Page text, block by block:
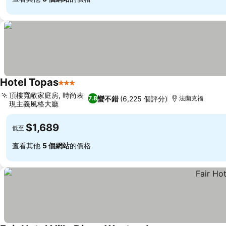
Hotel Topas3 星級
7.8蠻不錯 (6,225 個評分)
頂樓寬敞家庭房, 時尚表
現主義風格大廳
法蘭克福
低至 $1,689
查看其他 5 個網站的價格